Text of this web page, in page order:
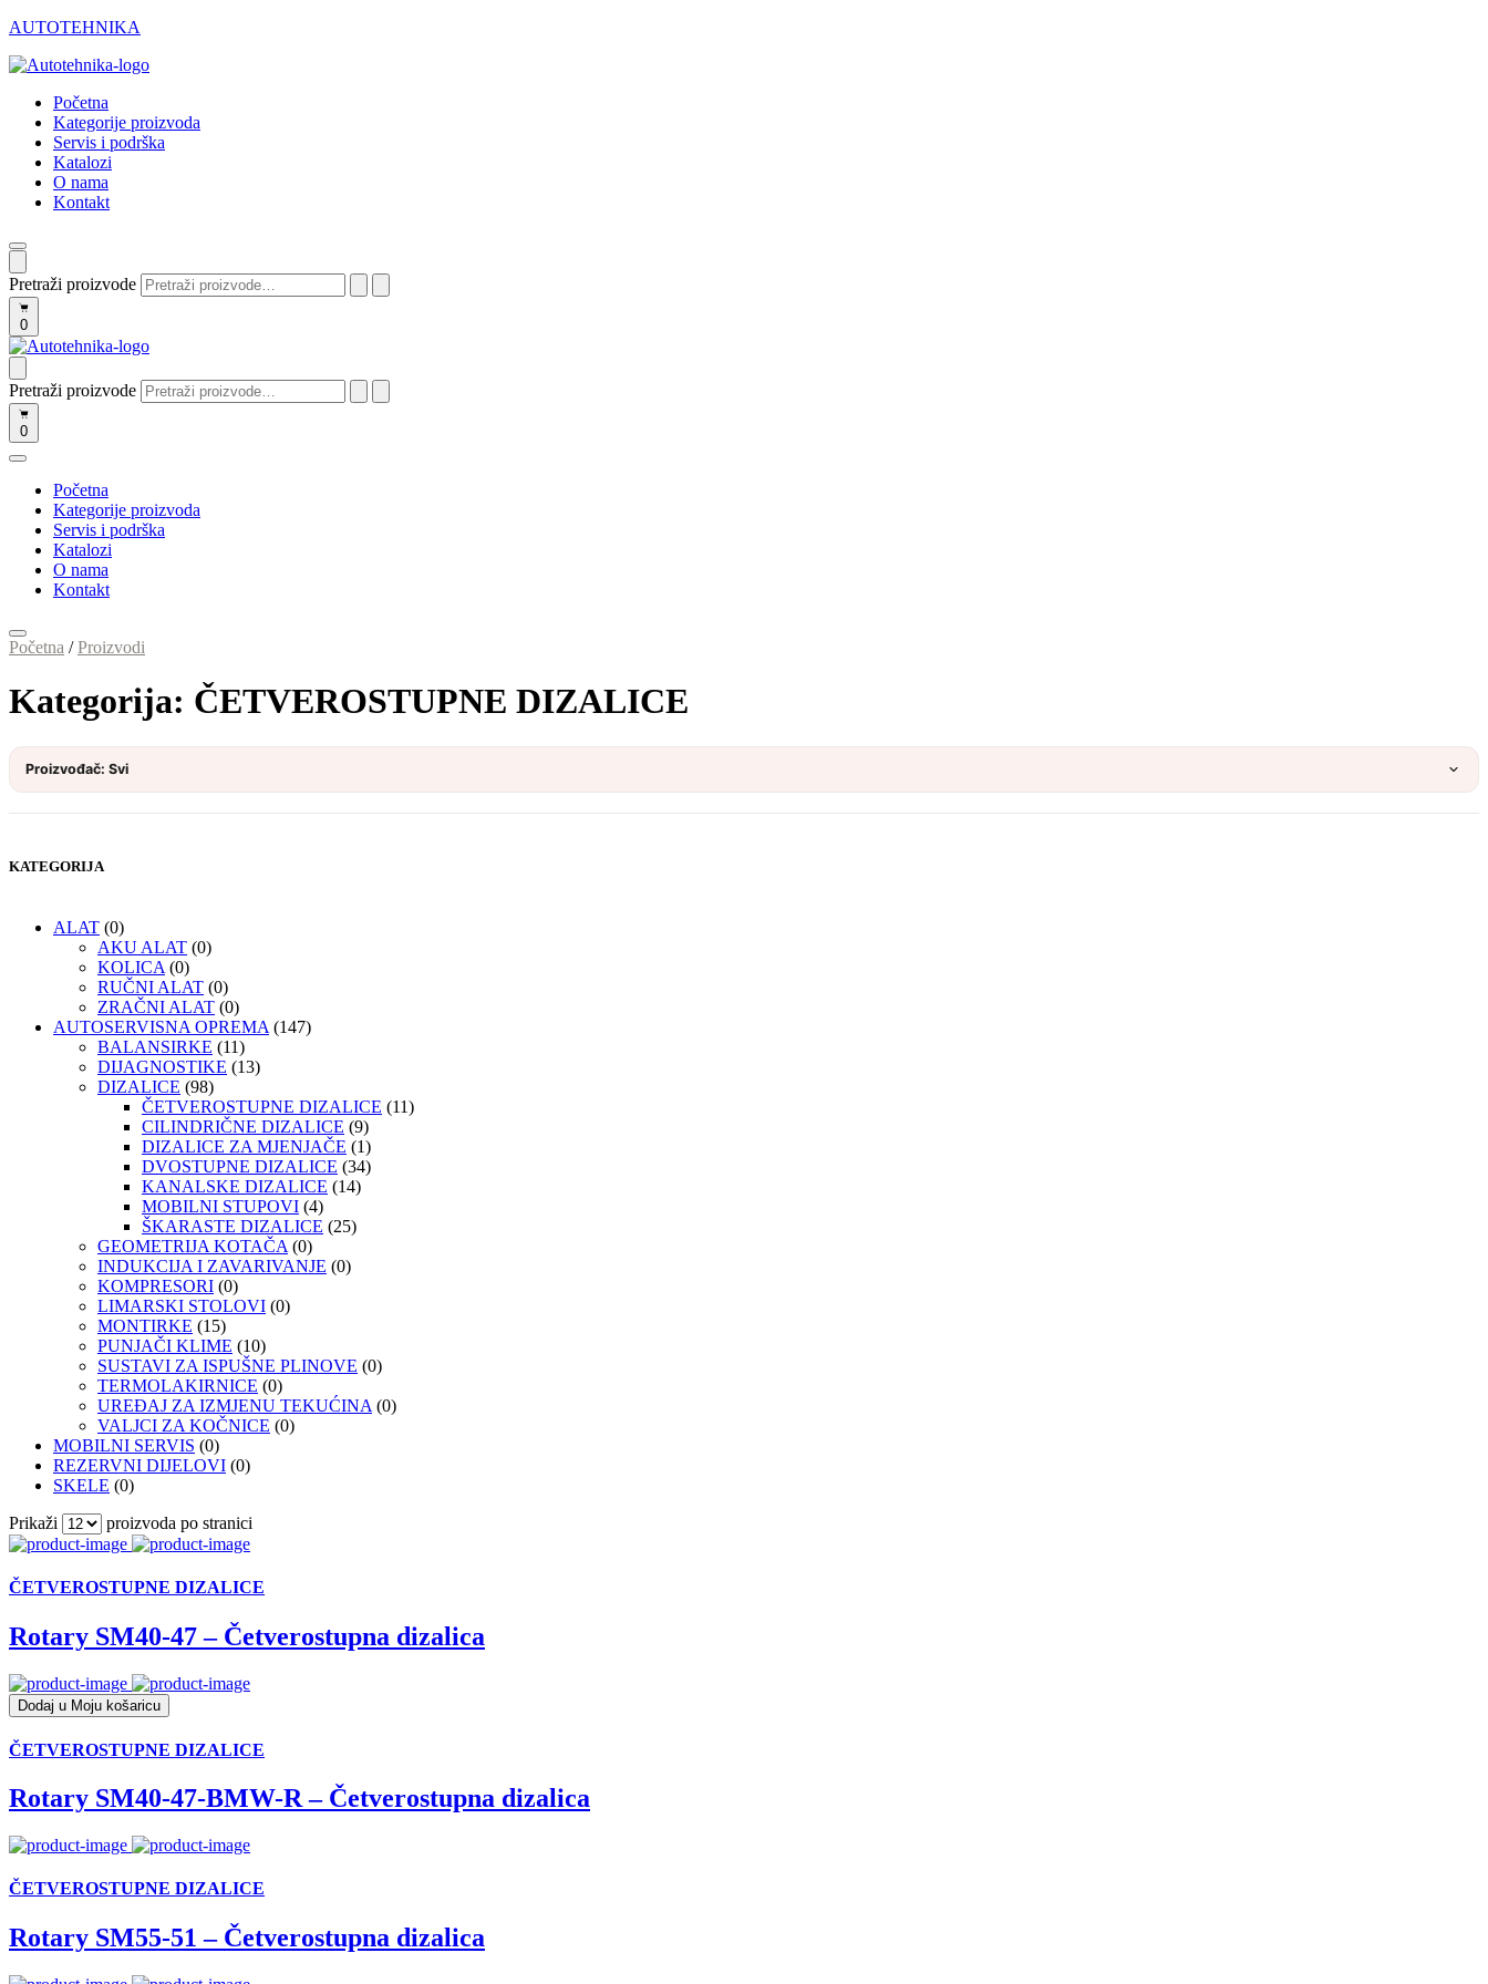
AUTOTEHNIKA
Početna
Kategorije proizvoda
Servis i podrška
Katalozi
O nama
Kontakt
Pretraži proizvode
0
Pretraži proizvode
0
Početna
Kategorije proizvoda
Servis i podrška
Katalozi
O nama
Kontakt
Početna /Proizvodi
Kategorija: ČETVEROSTUPNE DIZALICE
Proizvođač: Svi
KATEGORIJA
ALAT (0)
AKU ALAT (0)
KOLICA (0)
RUČNI ALAT (0)
ZRAČNI ALAT (0)
AUTOSERVISNA OPREMA (147)
BALANSIRKE (11)
DIJAGNOSTIKE (13)
DIZALICE (98)
ČETVEROSTUPNE DIZALICE (11)
CILINDRIČNE DIZALICE (9)
DIZALICE ZA MJENJAČE (1)
DVOSTUPNE DIZALICE (34)
KANALSKE DIZALICE (14)
MOBILNI STUPOVI (4)
ŠKARASTE DIZALICE (25)
GEOMETRIJA KOTAČA (0)
INDUKCIJA I ZAVARIVANJE (0)
KOMPRESORI (0)
LIMARSKI STOLOVI (0)
MONTIRKE (15)
PUNJAČI KLIME (10)
SUSTAVI ZA ISPUŠNE PLINOVE (0)
TERMOLAKIRNICE (0)
UREĐAJ ZA IZMJENU TEKUĆINA (0)
VALJCI ZA KOČNICE (0)
MOBILNI SERVIS (0)
REZERVNI DIJELOVI (0)
SKELE (0)
Prikaži
proizvoda po stranici
ČETVEROSTUPNE DIZALICE
Rotary SM40-47 – Četverostupna dizalica
Dodaj u Moju košaricu
ČETVEROSTUPNE DIZALICE
Rotary SM40-47-BMW-R – Četverostupna dizalica
ČETVEROSTUPNE DIZALICE
Rotary SM55-51 – Četverostupna dizalica